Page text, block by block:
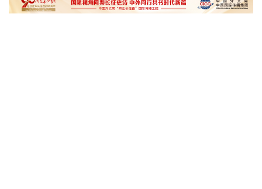
美国前州议员：中国持续在国际事务中发挥引领作用